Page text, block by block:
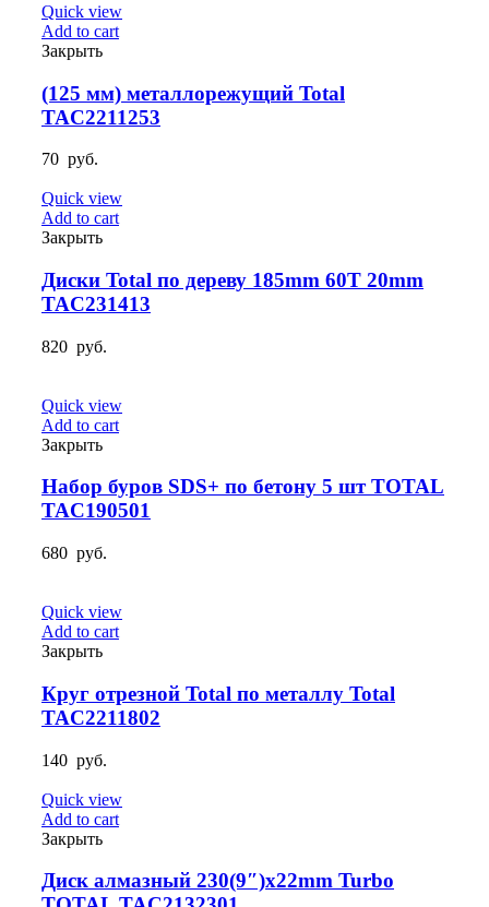
Quick view
Add to cart
Закрыть
(125 мм) металлорежущий Total
TAC2211253
70 руб.
Quick view
Add to cart
Закрыть
Диски Total по дереву 185mm 60T 20mm
TAC231413
820 руб.
Quick view
Add to cart
Закрыть
Набор буров SDS+ по бетону 5 шт TOTAL
TAC190501
680 руб.
Quick view
Add to cart
Закрыть
Круг отрезной Total по металлу Total
TAC2211802
140 руб.
Quick view
Add to cart
Закрыть
Диск алмазный 230(9″)х22mm Turbo